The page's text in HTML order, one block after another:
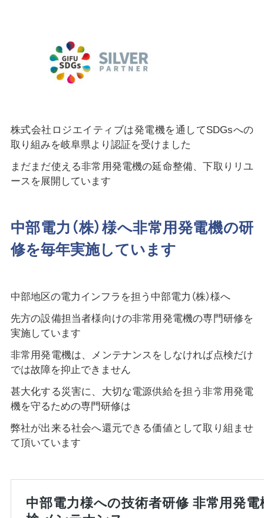
株式会社ロジエイティブは発電機を通してSDGsへの
取り組みを岐阜県より認証を受けました
まだまだ使える非常用発電機の延命整備、下取りリユ
ースを展開しています
中部電力（株）様へ非常用発電機の研
修を毎年実施しています
中部地区の電力インフラを担う中部電力（株）様へ
先方の設備担当者様向けの非常用発電機の専門研修を
実施しています
非常用発電機は、メンテナンスをしなければ点検だけ
では故障を抑止できません
甚大化する災害に、大切な電源供給を担う非常用発電
機を守るための専門研修は
弊社が出来る社会へ還元できる価値として取り組ませ
て頂いています